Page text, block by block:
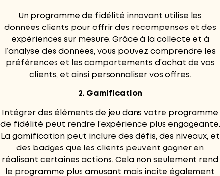
Un programme de fidélité innovant utilise les
données clients pour offrir des récompenses et des
expériences sur mesure. Grâce à la collecte et à
l’analyse des données, vous pouvez comprendre les
préférences et les comportements d’achat de vos
clients, et ainsi personnaliser vos offres.
2. Gamification
Intégrer des éléments de jeu dans votre programme
de fidélité peut rendre l’expérience plus engageante.
La gamification peut inclure des défis, des niveaux, et
des badges que les clients peuvent gagner en
réalisant certaines actions. Cela non seulement rend
le programme plus amusant mais incite également